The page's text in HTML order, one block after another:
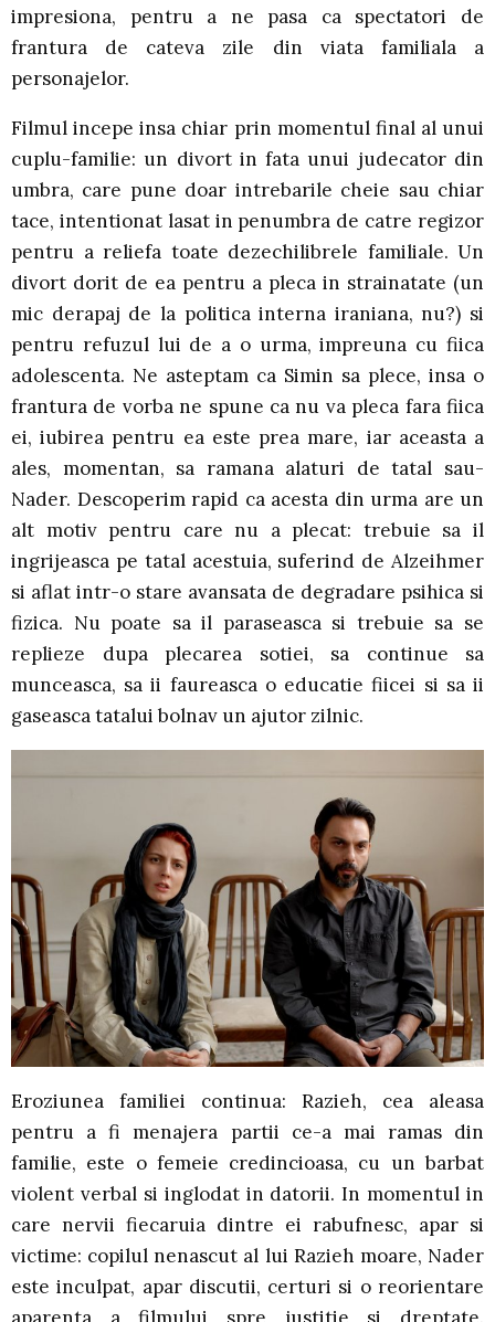
impresiona, pentru a ne pasa ca spectatori de
frantura de cateva zile din viata familiala a
personajelor.
Filmul incepe insa chiar prin momentul final al unui
cuplu-familie: un divort in fata unui judecator din
umbra, care pune doar intrebarile cheie sau chiar
tace, intentionat lasat in penumbra de catre regizor
pentru a reliefa toate dezechilibrele familiale. Un
divort dorit de ea pentru a pleca in strainatate (un
mic derapaj de la politica interna iraniana, nu?) si
pentru refuzul lui de a o urma, impreuna cu fiica
adolescenta. Ne asteptam ca Simin sa plece, insa o
frantura de vorba ne spune ca nu va pleca fara fiica
ei, iubirea pentru ea este prea mare, iar aceasta a
ales, momentan, sa ramana alaturi de tatal sau-
Nader. Descoperim rapid ca acesta din urma are un
alt motiv pentru care nu a plecat: trebuie sa il
ingrijeasca pe tatal acestuia, suferind de Alzeihmer
si aflat intr-o stare avansata de degradare psihica si
fizica. Nu poate sa il paraseasca si trebuie sa se
replieze dupa plecarea sotiei, sa continue sa
munceasca, sa ii faureasca o educatie fiicei si sa ii
gaseasca tatalui bolnav un ajutor zilnic.
Eroziunea familiei continua: Razieh, cea aleasa
pentru a fi menajera partii ce-a mai ramas din
familie, este o femeie credincioasa, cu un barbat
violent verbal si inglodat in datorii. In momentul in
care nervii fiecaruia dintre ei rabufnesc, apar si
victime: copilul nenascut al lui Razieh moare, Nader
este inculpat, apar discutii, certuri si o reorientare